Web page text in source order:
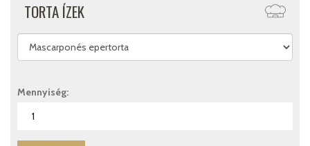
TORTA ÍZEK
Mennyiség: